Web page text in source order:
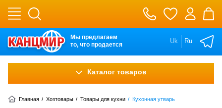
Мы предлагаем
то, что продается
Uk Ru
Каталог товаров
Главная / Хозтовары / Товары для кухни / Кухонная утварь